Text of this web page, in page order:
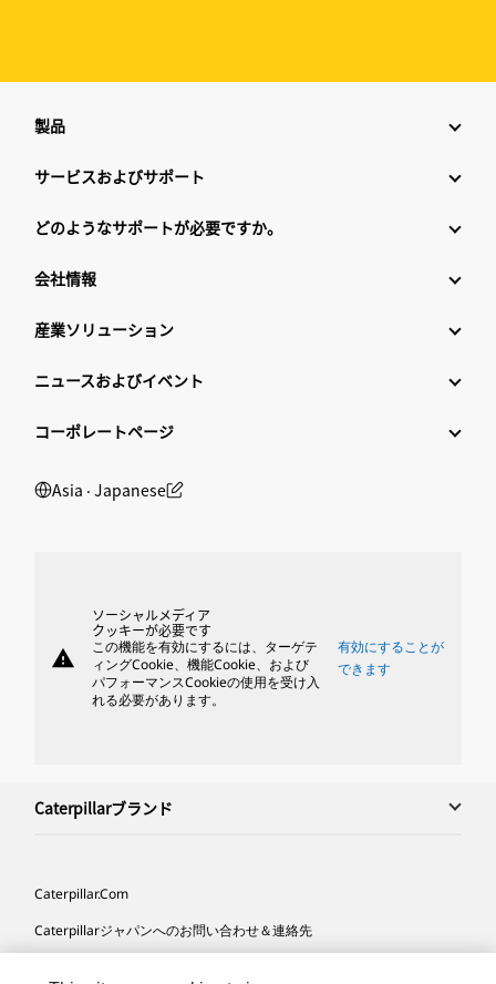
製品
サービスおよびサポート
どのようなサポートが必要ですか。
会社情報
産業ソリューション
ニュースおよびイベント
コーポレートページ
Asia ‧ Japanese
warning
ソーシャルメディア
クッキーが必要です
この機能を有効にするには、ターゲテ
ィングCookie、機能Cookie、および
パフォーマンスCookieの使用を受け入
れる必要があります。
有効にすることが
できます
Caterpillarブランド
Caterpillar.com
Caterpillarジャパンへのお問い合わせ＆連絡先